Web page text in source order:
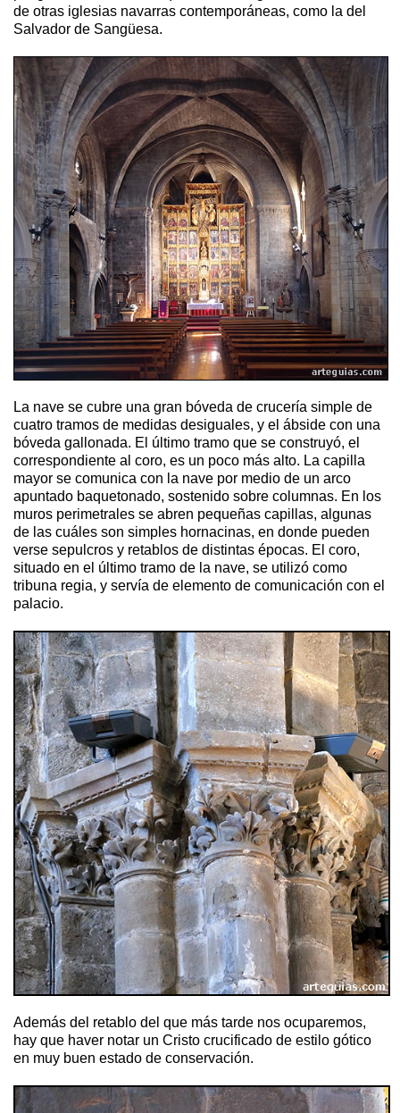
de otras iglesias navarras contemporáneas, como la del
Salvador de Sangüesa.
La nave se cubre una gran bóveda de crucería simple de
cuatro tramos de medidas desiguales, y el ábside con una
bóveda gallonada. El último tramo que se construyó, el
correspondiente al coro, es un poco más alto. La capilla
mayor se comunica con la nave por medio de un arco
apuntado baquetonado, sostenido sobre columnas. En los
muros perimetrales se abren pequeñas capillas, algunas
de las cuáles son simples hornacinas, en donde pueden
verse sepulcros y retablos de distintas épocas. El coro,
situado en el último tramo de la nave, se utilizó como
tribuna regia, y servía de elemento de comunicación con el
palacio.
Además del retablo del que más tarde nos ocuparemos,
hay que haver notar un Cristo crucificado de estilo gótico
en muy buen estado de conservación.